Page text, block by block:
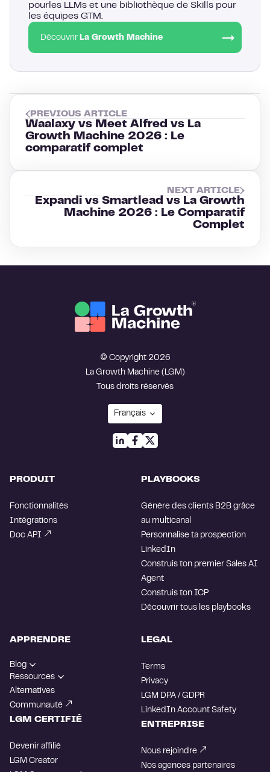
pourles LLMs et une bibliothèque de Skills pour
les équipes GTM.
Découvrir La Growth Machine
PREVIOUS ARTICLE
Waalaxy vs Meet Alfred vs La
Growth Machine 2026 : Le
comparatif complet
NEXT ARTICLE
Expandi vs Smartlead vs La Growth
Machine 2026 : Le Comparatif
Complet
© Copyright 2026
La Growth Machine (LGM)
Tous droits réservés
PRODUIT
Fonctionnalités
Intégrations
Doc API
PLAYBOOKS
Génère des clients B2B grâce
au multicanal
Personnalise ta prospection
LinkedIn
Construis ton premier Sales AI
Agent
Construis ton ICP
Découvrir tous les playbooks
APPRENDRE
Blog
Ressources
Alternatives
Communauté
LGM CERTIFIÉ
Devenir affilié
LGM Creator
LEGAL
Terms
Privacy
LGM DPA / GDPR
LinkedIn Account Safety
ENTREPRISE
Nous rejoindre
Nos agences partenaires